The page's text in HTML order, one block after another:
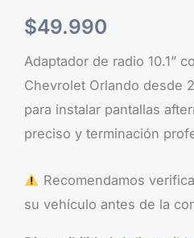
$49.990
Adaptador de radio 10.1”
Chevrolet Orlando desde
para instalar pantallas
preciso y terminación
Recomendamos
su vehículo antes de la